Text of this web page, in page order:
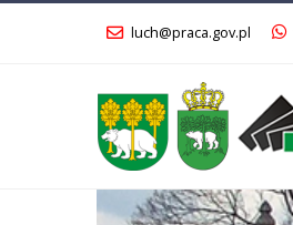
luch@praca.gov.pl